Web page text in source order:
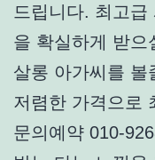
드립니다. 최고
을 확실하게 받으
살롱 아가씨를 볼
저렴한 가격으로
문의예약 010-